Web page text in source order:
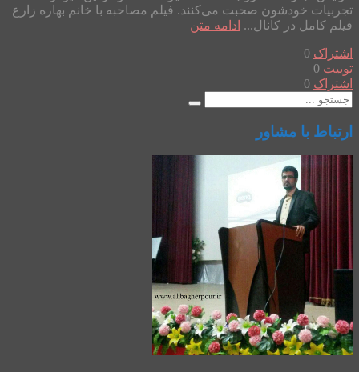
تجربیات خودشون صحبت می‌کنند. فیلم مصاحبه با خانم بهاره زارع
فیلم کامل در کانال... ادامه متن
اشتراک 0
توییت 0
اشتراک 0
ارتباط با مشاور